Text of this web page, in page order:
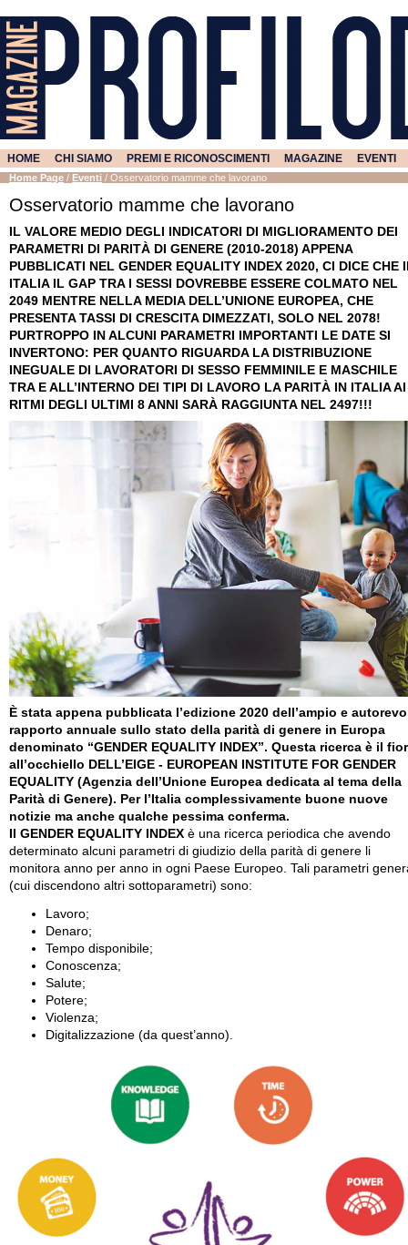
HOME CHI SIAMO PREMI E RICONOSCIMENTI MAGAZINE EVENTI
Home Page / Eventi / Osservatorio mamme che lavorano
Osservatorio mamme che lavorano
IL VALORE MEDIO DEGLI INDICATORI DI MIGLIORAMENTO DEI
PARAMETRI DI PARITÀ DI GENERE (2010-2018) APPENA
PUBBLICATI NEL GENDER EQUALITY INDEX 2020, CI DICE CHE
ITALIA IL GAP TRA I SESSI DOVREBBE ESSERE COLMATO NEL
2049 MENTRE NELLA MEDIA DELL’UNIONE EUROPEA, CHE
PRESENTA TASSI DI CRESCITA DIMEZZATI, SOLO NEL 2078!
PURTROPPO IN ALCUNI PARAMETRI IMPORTANTI LE DATE SI
INVERTONO: PER QUANTO RIGUARDA LA DISTRIBUZIONE
INEGUALE DI LAVORATORI DI SESSO FEMMINILE E MASCHILE
TRA E ALL’INTERNO DEI TIPI DI LAVORO LA PARITÀ IN ITALIA AI
RITMI DEGLI ULTIMI 8 ANNI SARÀ RAGGIUNTA NEL 2497!!!
È stata appena pubblicata l’edizione 2020 dell’ampio e
rapporto annuale sullo stato della parità di genere in Europa
denominato “GENDER EQUALITY INDEX”. Questa ricerca è il
all’occhiello DELL’EIGE - EUROPEAN INSTITUTE FOR GENDER
EQUALITY (Agenzia dell’Unione Europea dedicata al tema della
Parità di Genere). Per l’Italia complessivamente buone nuove
notizie ma anche qualche pessima conferma.
Il GENDER EQUALITY INDEX è una ricerca periodica che avendo
determinato alcuni parametri di giudizio della parità di genere li
monitora anno per anno in ogni Paese Europeo. Tali parametri
(cui discendono altri sottoparametri) sono:
Lavoro;
Denaro;
Tempo disponibile;
Conoscenza;
Salute;
Potere;
Violenza;
Digitalizzazione (da quest’anno).